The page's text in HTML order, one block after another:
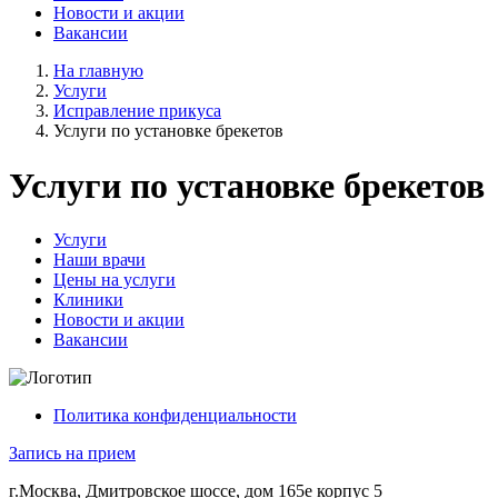
Новости и акции
Вакансии
На главную
Услуги
Исправление прикуса
Услуги по установке брекетов
Услуги по установке брекетов
Услуги
Наши врачи
Цены на услуги
Клиники
Новости и акции
Вакансии
Политика конфиденциальности
Запись на прием
г.Москва, Дмитровское шоссе, дом 165е корпус 5